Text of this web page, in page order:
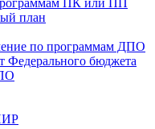
ПК или ПП
план
по программам ДПО
Федерального бюджета